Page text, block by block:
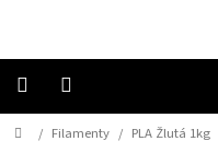
Domů
/ Filamenty / PLA Žlutá 1kg